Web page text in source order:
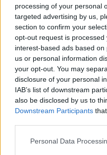
processing of your personal
targeted advertising by us,
section to confirm your
opt-out request is
interest-based ads based
us or personal information
your opt-out. You may
disclosure of your personal
IAB’s list of downstream
also be disclosed by us to
Downstream Participants
Please note that this
Personal Data